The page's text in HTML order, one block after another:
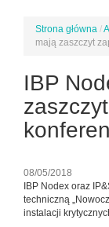
Jesteś
tutaj
Strona główna /
mają zaszczyt
IBP
08/05/2018
IBP Nodex oraz
techniczną
instalacji